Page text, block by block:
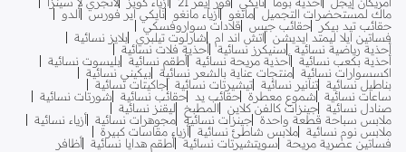
ماك لمستحضرات التجميل مانغو أزياء مانغو نايكي اير فورس ألدو
حقائب تيد بيكر
حقائب جيس
قلادات سواروفسكي
فساتين ايلا ليمتد ايديشن
اتش اند ام شارلوت تيلبري بلايز نسائية
أحذية رياضية نسائية
سنيكرز نسائية أحذية فلات نسائية
أحذية بكعب نسائية أحذية مريحة نسائية أطقم نسائية بليسوت نسائية
اكسسوارات نسائية منتجات عناية بالشعر نسائية بيكيني نسائية
بناطيل نسائية تنانير نسائية تيشيرتات نسائية جاكيتات نسائية
ساعات نسائية
شموع معطرة حقائب يد حقائب نسائية
شورتات نسائية
صنادل نسائية جينزات كالفن كلاين المطبخ
ليقنز نسائية
ملابس سباحة قطعة واحدة جينزات نسائية مجوهرات نسائية أزياء نسائية
ملابس نوم نسائية ملابس شاطئ نسائية أزياء مقاسات كبيرة
فساتين عصرية مريحة
سويتشيرتات نسائية أطقم هدايا نسائية أظافر